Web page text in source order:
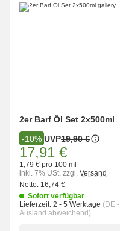
2er Barf Öl Set 2x500ml
-10% UVP19,90 €
17,91 €
1,79 € pro 100 ml
inkl. 7% USt. zzgl. Versand
Netto: 16,74 €
Sofort verfügbar
Lieferzeit: 2 - 5 Werktage (DE -
Ausland abweichend)